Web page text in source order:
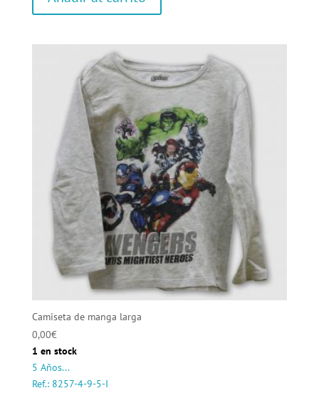
Camiseta de manga larga
0,00€
1 en stock
5 Años...
Ref.: 8257-4-9-5-I